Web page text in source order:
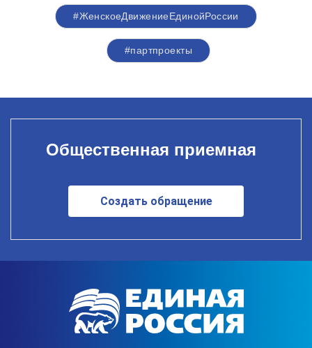
#ЖенскоеДвижениеЕдинойРоссии
#партпроекты
Общественная приемная
Создать обращение